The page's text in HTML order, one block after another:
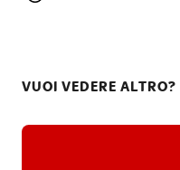
VUOI VEDERE ALTRO?